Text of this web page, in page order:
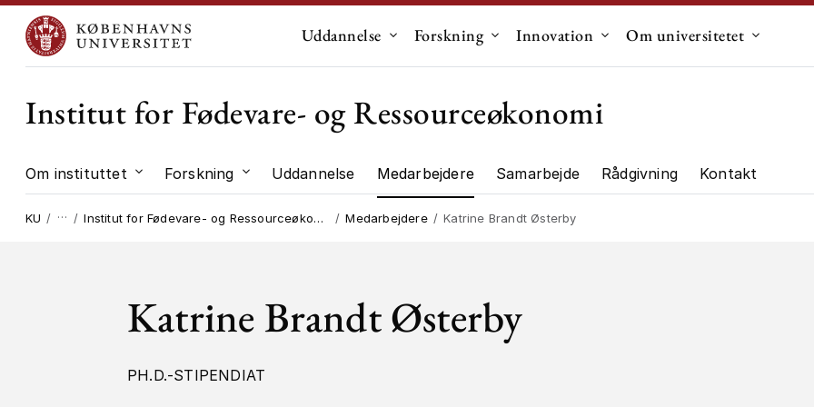
Uddannelse Undermenu til "Uddannelse"
Forskning Undermenu til "Forskning"
Innovation Undermenu til "Innovation"
Om universitetet
Institut for Fødevare- og Ressourceøkonomi
Om instituttet Undermenu til "Om instituttet"
Forskning Undermenu til "Forskning"
Uddannelse Medarbejdere Samarbejde Rådgivning Kontakt
KU … Institut for Fødevare- og Ressourceøkonomi Medarbejdere Katrine Brandt Østerby
Katrine Brandt Østerby
PH.D.-STIPENDIAT